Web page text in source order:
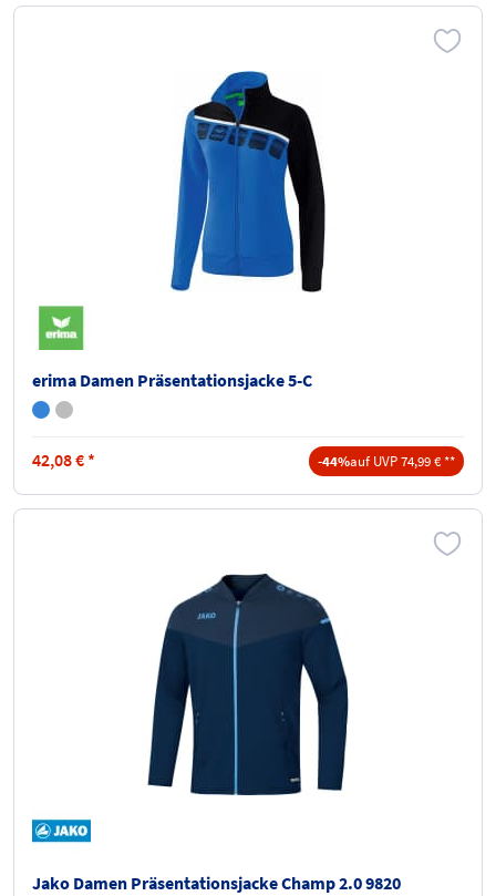
erima Damen Präsentationsjacke 5-C
42,08€ * -44%auf UVP 74,99 € **
Jako Damen Präsentationsjacke Champ 2.0 9820